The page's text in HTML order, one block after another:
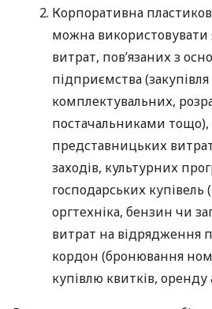
Корпоративна
можна використовувати
витрат, пов’язаних з
підприємства (закупівля
комплектувальних,
постачальниками тощо),
представницьких
заходів, культурних
господарських купівель
оргтехніка, бензин чи
витрат на відрядження
кордон (бронювання
купівлю квитків, оренду